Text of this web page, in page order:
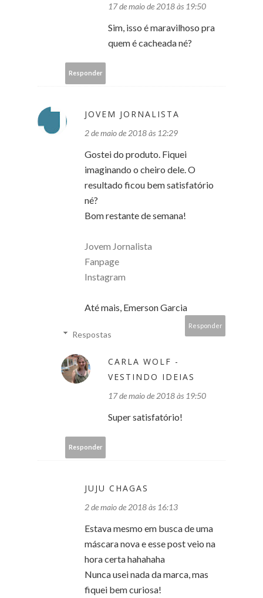
17 de maio de 2018 às 19:50
Sim, isso é maravilhoso pra
quem é cacheada né?
Responder
JOVEM JORNALISTA
2 de maio de 2018 às 12:29
Gostei do produto. Fiquei
imaginando o cheiro dele. O
resultado ficou bem satisfatório
né?
Bom restante de semana!
Jovem Jornalista
Fanpage
Instagram
Até mais, Emerson Garcia
Responder
Respostas
CARLA WOLF -
VESTINDO IDEIAS
17 de maio de 2018 às 19:50
Super satisfatório!
Responder
JUJU CHAGAS
2 de maio de 2018 às 16:13
Estava mesmo em busca de uma
máscara nova e esse post veio na
hora certa hahahaha
Nunca usei nada da marca, mas
fiquei bem curiosa!